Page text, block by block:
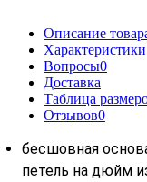
Описание
Характеристики
Вопросы0
Доставка
Таблица
Отзывов0
бесшовная
петель на дюйм